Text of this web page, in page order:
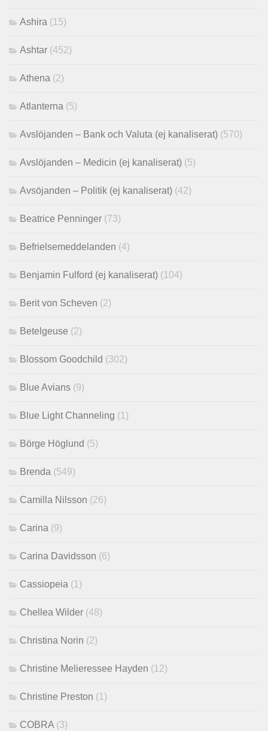
Ashira (15)
Ashtar (452)
Athena (2)
Atlanterna (5)
Avslöjanden – Bank och Valuta (ej kanaliserat) (570)
Avslöjanden – Medicin (ej kanaliserat) (5)
Avsöjanden – Politik (ej kanaliserat) (42)
Beatrice Penninger (73)
Befrielsemeddelanden (4)
Benjamin Fulford (ej kanaliserat) (104)
Berit von Scheven (2)
Betelgeuse (2)
Blossom Goodchild (302)
Blue Avians (9)
Blue Light Channeling (1)
Börge Höglund (5)
Brenda (549)
Camilla Nilsson (26)
Carina (9)
Carina Davidsson (6)
Cassiopeia (1)
Chellea Wilder (48)
Christina Norin (2)
Christine Melieressee Hayden (12)
Christine Preston (1)
COBRA(3)